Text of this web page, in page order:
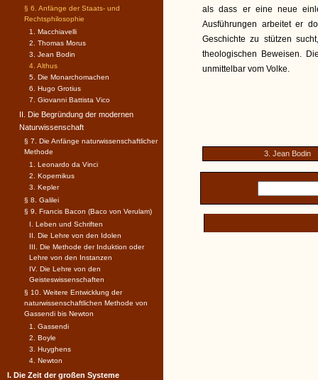
als dass er eine neue
Ausführungen arbeitet er
Geschichte zu stützen
theologischen Beweisen.
unmittelbar vom Volke.
3. Jean Bodin
§ 6. Anfänge der Staats- und
Rechtsphilosophie
1. Macchiavelli
2. Thomas Morus
3. Jean Bodin
4. Althus
5. Die Monarchomachen
6. Hugo Grotius
7. Giovanni Battista Vico
II. Die Begründung der modernen
Naturwissenschaft
§ 7. Die Anfänge naturwissenschaftlicher
Methode
1. Leonardo da Vinci
2. Kopernikus
3. Kepler
§ 8. Galilei
§ 9. Francis Bacon (Baco von Verulam)
I. Leben und Schriften
II. Die Lehre von den Idolen
III. Die Methode der Induktion oder
Lehre von den Instanzen
IV. Die Lehre von den
Geisteswissenschaften
§ 10. Weitere Entwicklung der
naturwissenschaftlichen Methode von
Gassendi bis Newton
1. Gassendi
2. Boyle
3. Huyghens
4. Newton
I. Die Zeit der großen Systeme